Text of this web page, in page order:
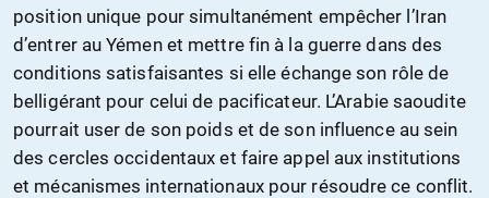
position unique pour simultanément empêcher l’Iran
d’entrer au Yémen et mettre fin à la guerre dans des
conditions satisfaisantes si elle échange son rôle de
belligérant pour celui de pacificateur. L’Arabie saoudite
pourrait user de son poids et de son influence au sein
des cercles occidentaux et faire appel aux institutions
et mécanismes internationaux pour résoudre ce conflit.